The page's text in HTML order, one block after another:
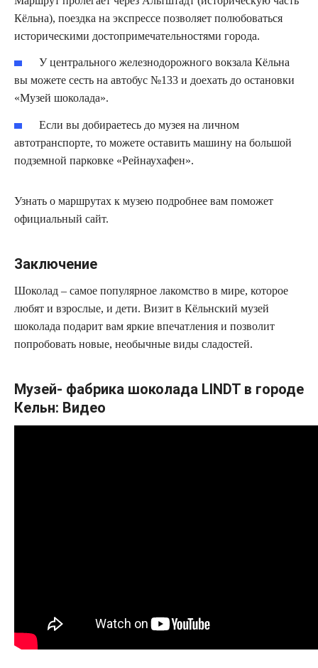
Кёльна), поездка на экспрессе позволяет полюбоваться
историческими достопримечательностями города.
У центрального железнодорожного вокзала Кёльна
вы можете сесть на автобус №133 и доехать до остановки
«Музей шоколада».
Если вы добираетесь до музея на личном
автотранспорте, то можете оставить машину на большой
подземной парковке «Рейнаухафен».
Узнать о маршрутах к музею подробнее вам поможет
официальный сайт.
Заключение
Шоколад – самое популярное лакомство в мире, которое
любят и взрослые, и дети. Визит в Кёльнский музей
шоколада подарит вам яркие впечатления и позволит
попробовать новые, необычные виды сладостей.
Музей- фабрика шоколада LINDT в городе
Кельн: Видео